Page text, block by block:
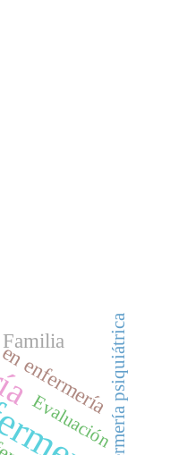
Familia enfermería psiquiátrica
Evaluación